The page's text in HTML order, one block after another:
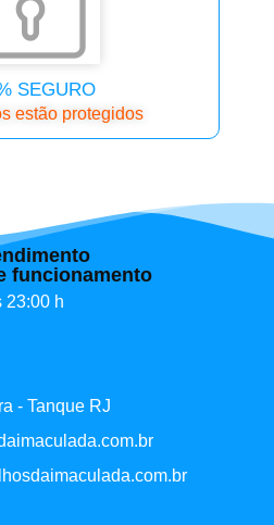
SEGURO
estão protegidos
funcionamento
23:00 h
- Tanque RJ